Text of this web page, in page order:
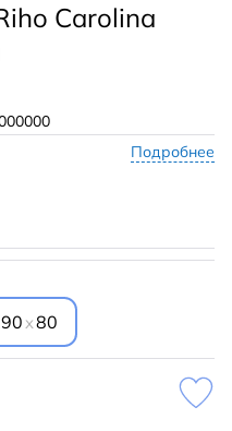
Carolina
Подробнее
x80